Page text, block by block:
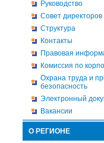
Руководство
Совет директоров
Структура
Контакты
Правовая
Комиссия по
Охрана труда и
безопасность
Электронный
Вакансии
О РЕГИОНЕ